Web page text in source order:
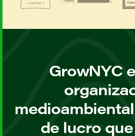
GrowNYC
de lucro